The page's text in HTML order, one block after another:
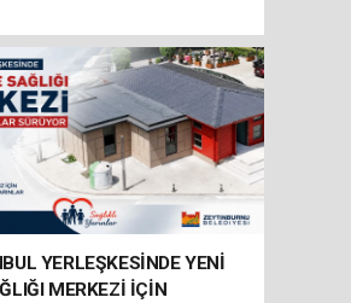
YERLEŞKESİNDE YENİ
MERKEZİ İÇİN